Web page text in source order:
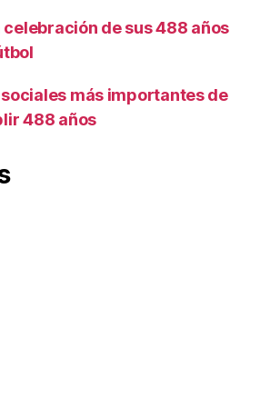
de sus 488 años
más importantes de
488 años